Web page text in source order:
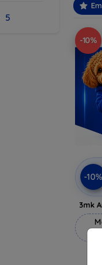
5
-10%
-10%
3mk